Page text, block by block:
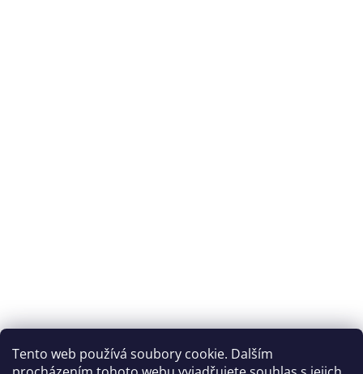
Tento web používá soubory cookie. Dalším